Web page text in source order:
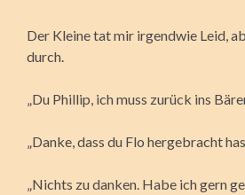
Der Kleine tat mir irgendwie Leid,
durch.
„Du Phillip, ich muss zurück ins
„Danke, dass du Flo hergebracht
„Nichts zu danken. Habe ich gern